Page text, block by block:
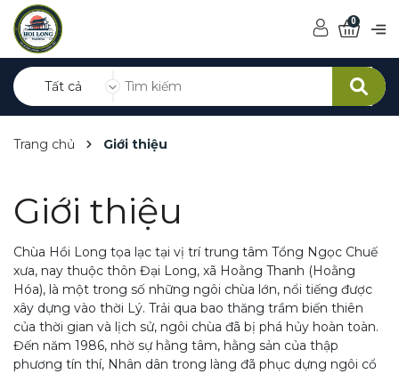
Tất cả
0
Trang chủ Giới thiệu
Giới thiệu
Chùa Hồi Long tọa lạc tại vị trí trung tâm Tổng Ngọc Chuế
xưa, nay thuộc thôn Đại Long, xã Hoằng Thanh (Hoằng
Hóa), là một trong số những ngôi chùa lớn, nổi tiếng được
xây dựng vào thời Lý. Trải qua bao thăng trầm biến thiên
của thời gian và lịch sử, ngôi chùa đã bị phá hủy hoàn toàn.
Đến năm 1986, nhờ sự hằng tâm, hằng sản của thập
phương tín thí, Nhân dân trong làng đã phục dựng ngôi cổ